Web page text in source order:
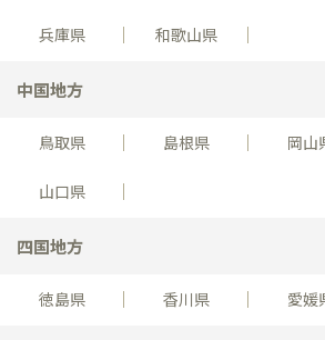
兵庫県 和歌山県
中国地方
鳥取県 島根県 岡山
山口県
四国地方
徳島県 香川県 愛媛